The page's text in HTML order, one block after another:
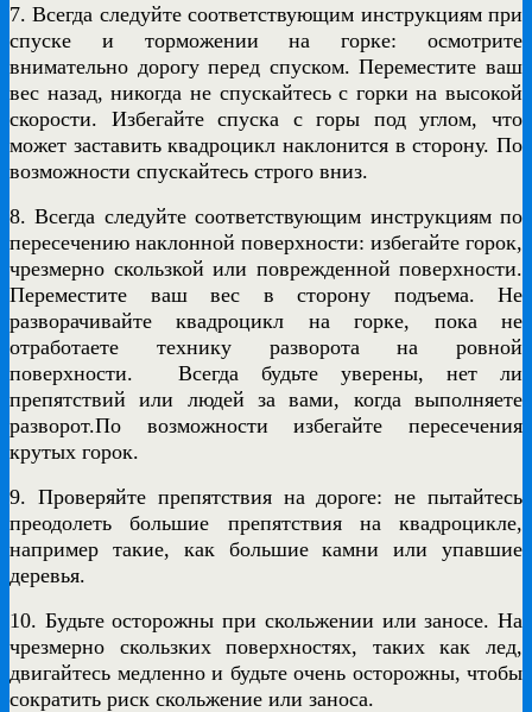
7. Всегда следуйте соответствующим инструкциям при
спуске и торможении на горке: осмотрите
внимательно дорогу перед спуском. Переместите ваш
вес назад, никогда не спускайтесь с горки на высокой
скорости. Избегайте спуска с горы под углом, что
может заставить квадроцикл наклонится в сторону. По
возможности спускайтесь строго вниз.
8. Всегда следуйте соответствующим инструкциям по
пересечению наклонной поверхности: избегайте горок,
чрезмерно скользкой или поврежденной поверхности.
Переместите ваш вес в сторону подъема. Не
разворачивайте квадроцикл на горке, пока не
отработаете технику разворота на ровной
поверхности. Всегда будьте уверены, нет ли
препятствий или людей за вами, когда выполняете
разворот.По возможности избегайте пересечения
крутых горок.
9. Проверяйте препятствия на дороге: не пытайтесь
преодолеть большие препятствия на квадроцикле,
например такие, как большие камни или упавшие
деревья.
10. Будьте осторожны при скольжении или заносе. На
чрезмерно скользких поверхностях, таких как лед,
двигайтесь медленно и будьте очень осторожны, чтобы
сократить риск скольжение или заноса.